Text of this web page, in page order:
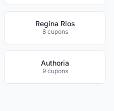
Regina Rios
8 cupons
Authoria
9 cupons